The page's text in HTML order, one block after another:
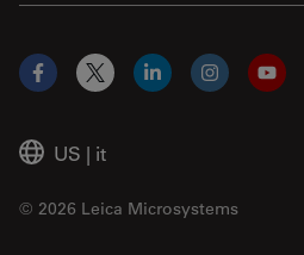
US | it
© 2026 Leica Microsystems
Facebook
X LinkedInInstagram